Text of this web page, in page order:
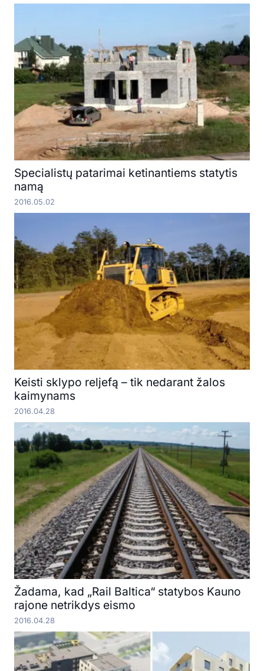
Specialistų patarimai ketinantiems statytis
namą
2016.05.02
Keisti sklypo reljefą – tik nedarant žalos
kaimynams
2016.04.28
Žadama, kad „Rail Baltica“ statybos Kauno
rajone netrikdys eismo
2016.04.28